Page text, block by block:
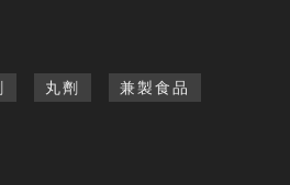
丸劑 兼製食品